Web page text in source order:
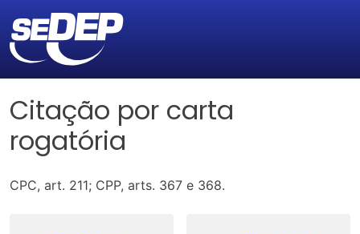
Citação por carta
rogatória
CPC, art. 211; CPP, arts. 367 e 368.